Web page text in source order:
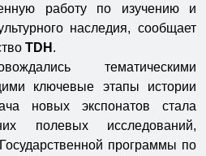
работу по изучению и
наследия, сообщает
TDH .
тематическими
ключевые этапы истории
новых экспонатов стала
полевых исследований,
программы по